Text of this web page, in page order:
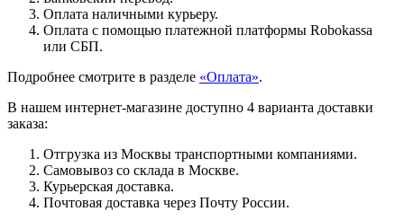
Оплата наличными курьеру.
Оплата с помощью платежной платформы Robokassa
или СБП.
Подробнее смотрите в разделе «Оплата».
В нашем интернет-магазине доступно 4 варианта доставки
заказа:
Отгрузка из Москвы транспортными компаниями.
Самовывоз со склада в Москве.
Курьерская доставка.
Почтовая доставка через Почту России.